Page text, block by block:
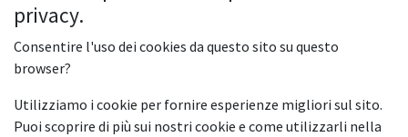
privacy.
Consentire l'uso dei cookies da questo sito su questo
browser?
Utilizziamo i cookie per fornire esperienze migliori sul sito.
Puoi scoprire di più sui nostri cookie e come utilizzarli nella